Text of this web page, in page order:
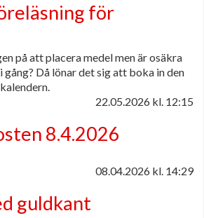
för
på att placera medel men är osäkra
gång? Då lönar det sig att boka in den
22.05.2026 kl. 12:15
8.4.2026
08.04.2026 kl. 14:29
guldkant